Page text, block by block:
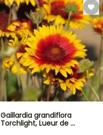
Gaillardia grandiflora
Torchlight, Lueur de …